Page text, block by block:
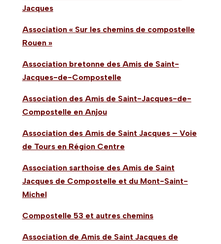
Jacques
Association « Sur les chemins de compostelle
Rouen »
Association bretonne des Amis de Saint-
Jacques-de-Compostelle
Association des Amis de Saint-Jacques-de-
Compostelle en Anjou
Association des Amis de Saint Jacques – Voie
de Tours en Région Centre
Association sarthoise des Amis de Saint
Jacques de Compostelle et du Mont-Saint-
Michel
Compostelle 53 et autres chemins
Association de Amis de Saint Jacques de